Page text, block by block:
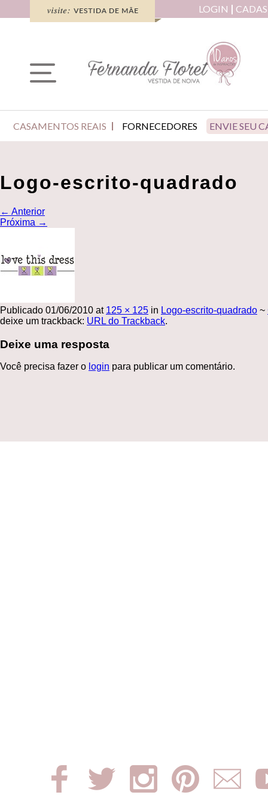
LOGIN
CASAMENTOS REAIS FORNECEDORES ENVIE SEU
Logo-escrito-quadrado
← Anterior
Próxima →
Publicado 01/06/2010 at 125 × 125 in Logo-escrito-quadrado ~
deixe um trackback: URL do Trackback.
Deixe uma resposta
Você precisa fazer o login para publicar um comentário.